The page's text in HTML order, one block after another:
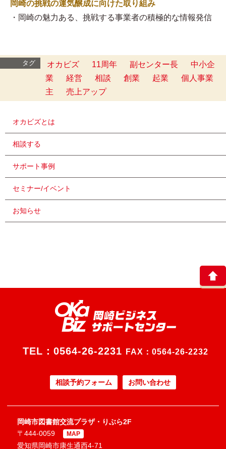
岡崎の挑戦の運気醸成に向けた取り組み
・岡崎の魅力ある、挑戦する事業者の積極的な情報発信
タグ オカビズ 11周年 副センター長
中小企
業
経営 相談 創業 起業
個人事業
主
売上アップ
オカビズとは
相談する
サポート事例
セミナー/イベント
お知らせ
TEL： 0564-26-2231 FAX：0564-26-2232
相談予約フォーム お問い合わせ
岡崎市図書館交流プラザ・りぶら2F
〒444-0059
MAP
愛知県岡崎市康生通西4-71